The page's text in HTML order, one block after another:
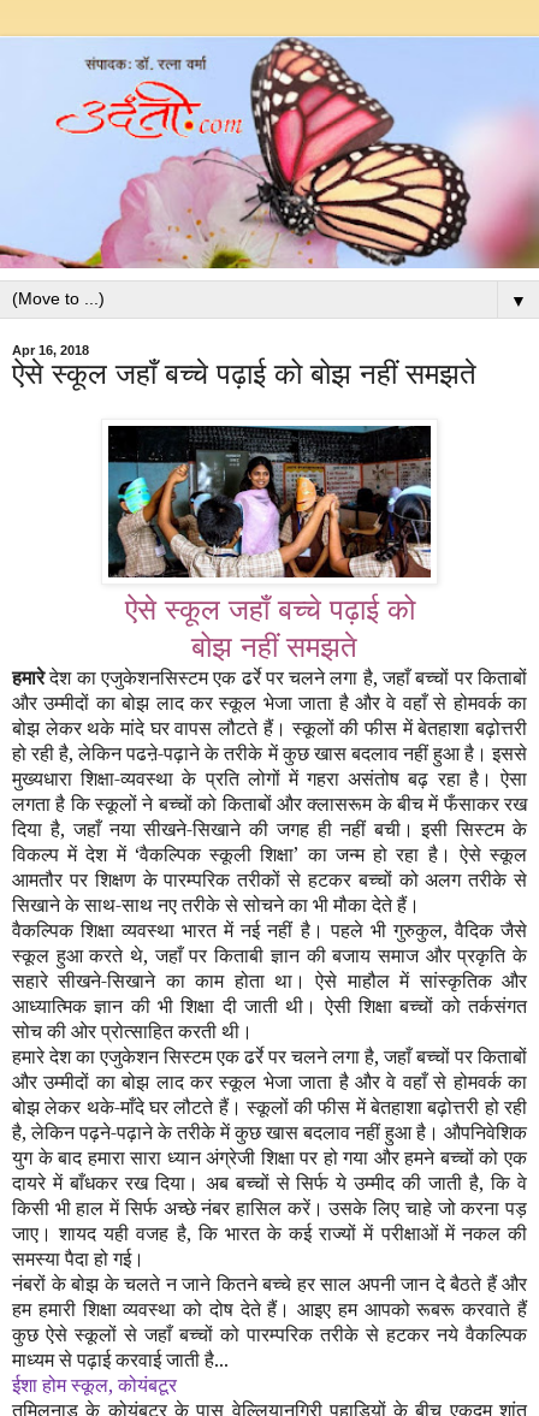
▼
Apr 16, 2018
ऐसे स्कूल जहाँ बच्चे पढ़ाई को बोझ नहीं समझते
ऐसे स्कूल जहाँ बच्चे पढ़ाई को
बोझ नहीं समझते
हमारेदेश का एजुकेशनसिस्टम एक ढर्रे पर चलने लगा है,जहाँ बच्चों पर किताबों
और उम्मीदों का बोझ लाद कर स्कूल भेजा जाता है और वे वहाँ से होमवर्क का
बोझ लेकर थके मांदे घर वापस लौटते हैं। स्कूलों की फीस में बेतहाशा बढ़ोत्तरी
हो रही है,लेकिन पढऩे-पढ़ाने के तरीके में कुछ खास बदलाव नहीं हुआ है। इससे
मुख्यधारा शिक्षा-व्यवस्था के प्रति लोगों में गहरा असंतोष बढ़ रहा है। ऐसा
लगता है कि स्कूलों ने बच्चों को किताबों और क्लासरूम के बीच में फँसाकर रख
दिया है,जहाँ नया सीखने-सिखाने की जगह ही नहीं बची। इसी सिस्टम के
विकल्प में देश में ‘वैकल्पिक स्कूली शिक्षा’ का जन्म हो रहा है। ऐसे स्कूल
आमतौर पर शिक्षण के पारम्परिक तरीकों से हटकर बच्चों को अलग तरीके से
सिखाने के साथ-साथ नए तरीके से सोचने का भी मौका देते हैं।
वैकल्पिक शिक्षा व्यवस्था भारत में नई नहीं है। पहले भी गुरुकुल,वैदिक जैसे
स्कूल हुआ करते थे,जहाँ पर किताबी ज्ञान की बजाय समाज और प्रकृति के
सहारे सीखने-सिखाने का काम होता था। ऐसे माहौल में सांस्कृतिक और
आध्यात्मिक ज्ञान की भी शिक्षा दी जाती थी। ऐसी शिक्षा बच्चों को तर्कसंगत
सोच की ओर प्रोत्साहित करती थी।
हमारे देश का एजुकेशन सिस्टम एक ढर्रे पर चलने लगा है,जहाँ बच्चों पर किताबों
और उम्मीदों का बोझ लाद कर स्कूल भेजा जाता है और वे वहाँ से होमवर्क का
बोझ लेकर थके-माँदे घर लौटते हैं। स्कूलों की फीस में बेतहाशा बढ़ोत्तरी हो रही
है,लेकिन पढ़ने-पढ़ाने के तरीके में कुछ खास बदलाव नहीं हुआ है। औपनिवेशिक
युग के बाद हमारा सारा ध्यान अंग्रेजी शिक्षा पर हो गया और हमने बच्चों को एक
दायरे में बाँधकर रख दिया। अब बच्चों से सिर्फ ये उम्मीद की जाती है,कि वे
किसी भी हाल में सिर्फ अच्छे नंबर हासिल करें। उसके लिए चाहे जो करना पड़
जाए। शायद यही वजह है,कि भारत के कई राज्यों में परीक्षाओं में नकल की
समस्या पैदा हो गई।
नंबरों के बोझ के चलते न जाने कितने बच्चे हर साल अपनी जान दे बैठते हैं और
हम हमारी शिक्षा व्यवस्था को दोष देते हैं। आइए हम आपको रूबरू करवाते हैं
कुछ ऐसे स्कूलों से जहाँ बच्चों को पारम्परिक तरीके से हटकर नये वैकल्पिक
माध्यम से पढ़ाई करवाई जाती है...
ईशा होम स्कूल,कोयंबटूर
तमिलनाडु के कोयंबटूर के पास वेल्लियानगिरी पहाडिय़ों के बीच एकदम शांत